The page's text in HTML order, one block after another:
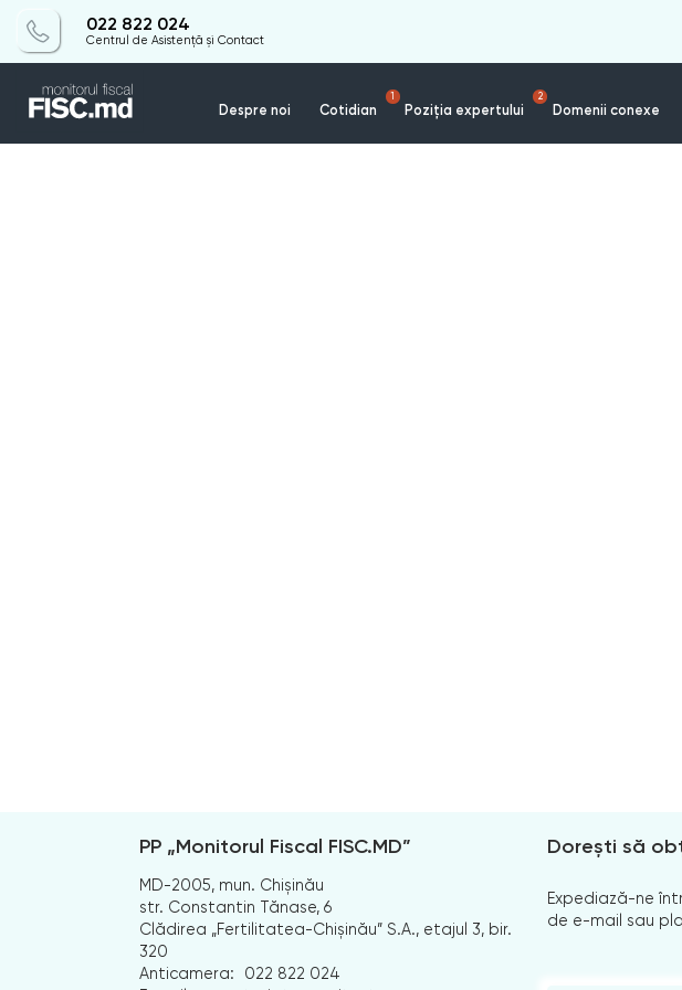
022 822 024
Centrul de Asistență și Contact
Despre noi Cotidian
1
Poziția expertului
2
Domenii conexe
PP „Monitorul Fiscal FISC.MD”
MD-2005, mun. Chișinău
str. Constantin Tănase, 6
Clădirea „Fertilitatea-Chișinău” S.A., etajul 3, bir.
320
Anticamera:
022 822 024
Dorești să
Expediază-ne
de e-mail sau